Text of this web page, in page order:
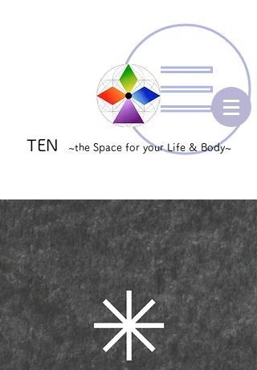
TEN ~the Space for your Life & Body~